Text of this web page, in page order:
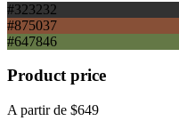
#323232
#875037
#647846
Product price
A partir de $649